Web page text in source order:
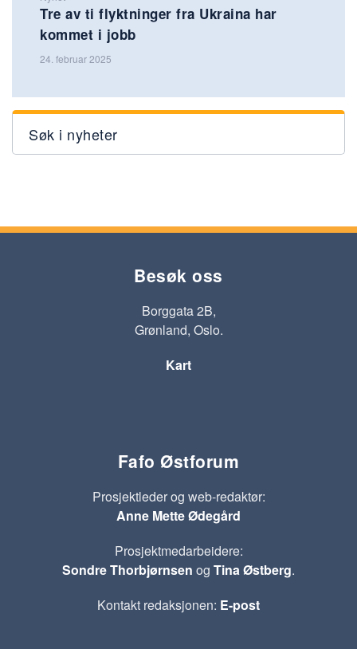
Tre av ti flyktninger fra Ukraina har
kommet i jobb
24. februar 2025
Søk i nyheter
Besøk oss
Borggata 2B,
Grønland, Oslo.
Kart
Fafo Østforum
Prosjektleder og web-redaktør:
Anne Mette Ødegård
Prosjektmedarbeidere:
Sondre Thorbjørnsen og Tina Østberg.
Kontakt redaksjonen: E-post